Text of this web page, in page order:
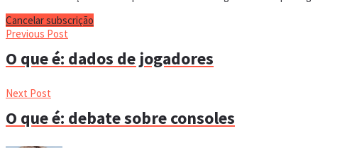
Cancelar subscrição
Previous Post
O que é: dados de jogadores
Next Post
O que é: debate sobre consoles